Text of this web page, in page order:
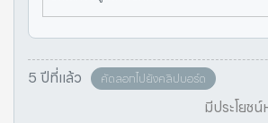
l) ขององค์การบริหารส่วนจังหวัดสงขลา โดยมีแ
นวเส้นทางรถไฟฟ้ารางเดี่ยวที่มีศักยภ
5 ปีที่แล้ว คัดลอกไปยังคลิปบอร์ด
มีประโยช